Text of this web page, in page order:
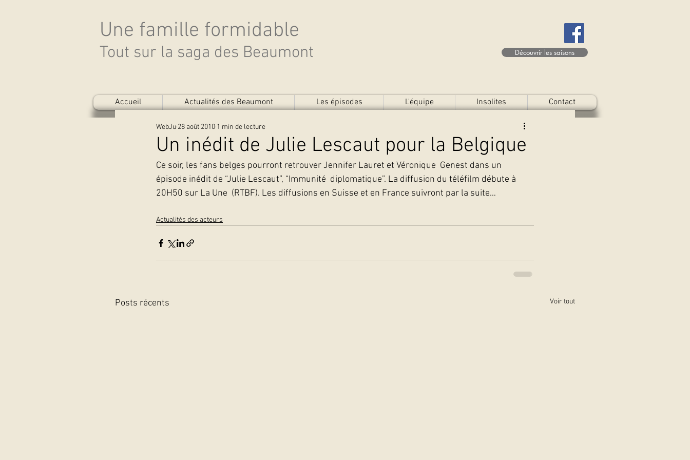
Une famille formidable
Tout sur la saga des Beaumont Découvrir les saisons
Accueil Actualités des Beaumont Les épisodes L'équipe Insolites Contact
Un inédit de Julie Lescaut pour la Belgique
WebJu 28 août 2010 1 min de lecture
Ce soir, les fans belges pourront retrouver Jennifer Lauret et Véronique  Genest dans un
épisode inédit de “Julie Lescaut”, “Immunité  diplomatique”. La diffusion du téléfilm débute à
20H50 sur La Une  (RTBF). Les diffusions en Suisse et en France suivront par la suite…
Actualités des acteurs
Posts récents Voir tout